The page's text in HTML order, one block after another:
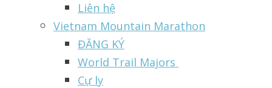
Liên hệ
Vietnam Mountain Marathon
ĐĂNG KÝ
World Trail Majors
Cự ly